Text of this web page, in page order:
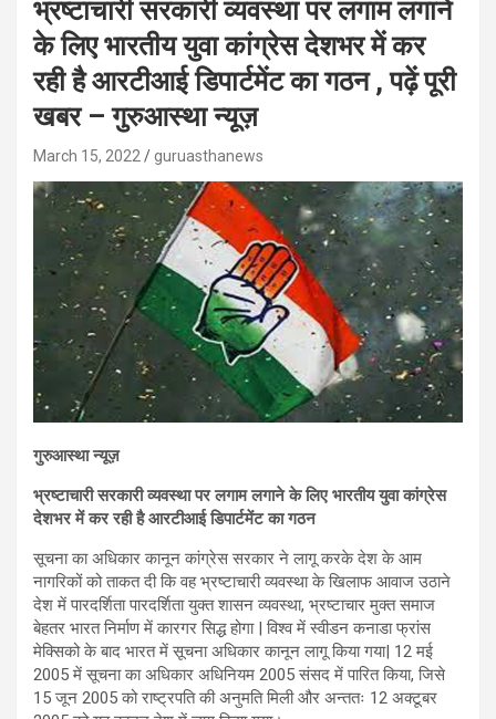
भ्रष्टाचारी सरकारी व्यवस्था पर लगाम लगाने
के लिए भारतीय युवा कांग्रेस देशभर में कर
रही है आरटीआई डिपार्टमेंट का गठन , पढ़ें पूरी
खबर – गुरुआस्था न्यूज़
March 15, 2022 guruasthanews
गुरुआस्था न्यूज़
भ्रष्टाचारी सरकारी व्यवस्था पर लगाम लगाने के लिए भारतीय युवा कांग्रेस
देशभर में कर रही है आरटीआई डिपार्टमेंट का गठन
सूचना का अधिकार कानून कांग्रेस सरकार ने लागू करके देश के आम
नागरिकों को ताकत दी कि वह भ्रष्टाचारी व्यवस्था के खिलाफ आवाज उठाने
देश में पारदर्शिता पारदर्शिता युक्त शासन व्यवस्था, भ्रष्टाचार मुक्त समाज
बेहतर भारत निर्माण में कारगर सिद्ध होगा | विश्व में स्वीडन कनाडा फ्रांस
मेक्सिको के बाद भारत में सूचना अधिकार कानून लागू किया गया| 12 मई
2005 में सूचना का अधिकार अधिनियम 2005 संसद में पारित किया, जिसे
15 जून 2005 को राष्ट्रपति की अनुमति मिली और अन्ततः 12 अक्टूबर